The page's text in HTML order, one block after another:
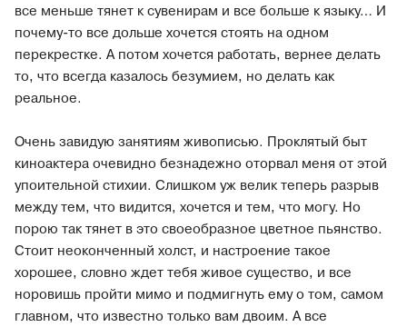
все меньше тянет к сувенирам и все больше к языку… И
почему-то все дольше хочется стоять на одном
перекрестке. А потом хочется работать, вернее делать
то, что всегда казалось безумием, но делать как
реальное.
Очень завидую занятиям живописью. Проклятый быт
киноактера очевидно безнадежно оторвал меня от этой
упоительной стихии. Слишком уж велик теперь разрыв
между тем, что видится, хочется и тем, что могу. Но
порою так тянет в это своеобразное цветное пьянство.
Стоит неоконченный холст, и настроение такое
хорошее, словно ждет тебя живое существо, и все
норовишь пройти мимо и подмигнуть ему о том, самом
главном, что известно только вам двоим. А все